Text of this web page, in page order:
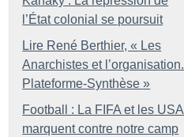
l’État colonial se poursuit
Lire René Berthier, « Les
Anarchistes et l’organisation.
Plateforme-Synthèse »
Football : La FIFA et les USA
marquent contre notre camp